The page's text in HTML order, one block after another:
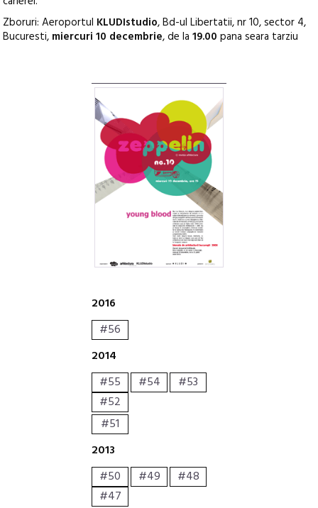
Zboruri: Aeroportul KLUDIstudio, Bd-ul Libertatii, nr 10, sector 4,
Bucuresti, miercuri 10 decembrie, de la19.00 pana seara tarziu
2016
#56
2014
#55
#54
#53
#52
#51
2013
#50
#49
#48
#47